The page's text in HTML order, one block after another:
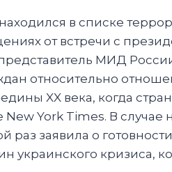
в списке
от встречи с
МИД
относительно
XX века, когда
New York Times. В
раз заявила о
украинского кризиса,